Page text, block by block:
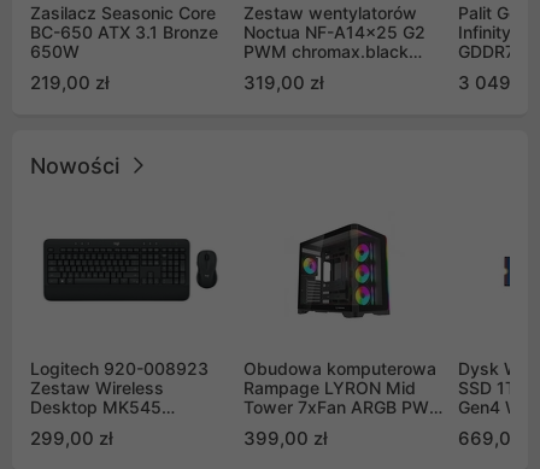
Zasilacz Seasonic Core
BC-650 ATX 3.1 Bronze
650W
219,00 zł
Zestaw wentylatorów
Noctua NF-A14x25 G2
PWM chromax.black
Push Pull (2szt)
319,00 zł
Palit
Infinity 3
GDDR7
GB2050S)
3 049,00
Nowości
Logitech 920-008923
Zestaw Wireless
Desktop MK545
299,00 zł
Obudowa komputerowa
Rampage LYRON Mid
Tower 7xFan ARGB PWM
399,00 zł
Dysk WD
SSD 1TB
Gen4
669,00